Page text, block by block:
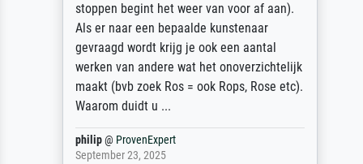
stoppen begint het weer van voor af aan).
Als er naar een bepaalde kunstenaar
gevraagd wordt krijg je ook een aantal
werken van andere wat het onoverzichtelijk
maakt (bvb zoek Ros = ook Rops, Rose etc).
Waarom duidt u ...
philip@ProvenExpert
September 23, 2025